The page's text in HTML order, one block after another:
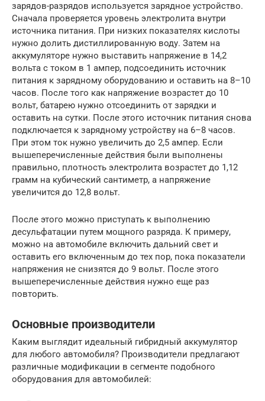
зарядов-разрядов используется зарядное устройство.
Сначала проверяется уровень электролита внутри
источника питания. При низких показателях кислоты
нужно долить дистиллированную воду. Затем на
аккумуляторе нужно выставить напряжение в 14,2
вольта с током в 1 ампер, подсоединить источник
питания к зарядному оборудованию и оставить на 8–10
часов. После того как напряжение возрастет до 10
вольт, батарею нужно отсоединить от зарядки и
оставить на сутки. После этого источник питания снова
подключается к зарядному устройству на 6–8 часов.
При этом ток нужно увеличить до 2,5 ампер. Если
вышеперечисленные действия были выполнены
правильно, плотность электролита возрастет до 1,12
грамм на кубический сантиметр, а напряжение
увеличится до 12,8 вольт.
После этого можно приступать к выполнению
десульфатации путем мощного разряда. К примеру,
можно на автомобиле включить дальний свет и
оставить его включенным до тех пор, пока показатели
напряжения не снизятся до 9 вольт. После этого
вышеперечисленные действия нужно еще раз
повторить.
Основные производители
Каким выглядит идеальный гибридный аккумулятор
для любого автомобиля? Производители предлагают
различные модификации в сегменте подобного
оборудования для автомобилей: